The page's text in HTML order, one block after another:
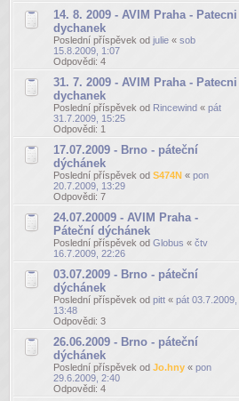
14. 8. 2009 - AVIM Praha - Patecni
dychanek
Poslední příspěvek od julie « sob
15.8.2009, 1:07
Odpovědi: 4
31. 7. 2009 - AVIM Praha - Patecni
dychanek
Poslední příspěvek od Rincewind « pát
31.7.2009, 15:25
Odpovědi: 1
17.07.2009 - Brno - páteční
dýchánek
Poslední příspěvek od S474N « pon
20.7.2009, 13:29
Odpovědi: 7
24.07.20009 - AVIM Praha -
Páteční dýchánek
Poslední příspěvek od Globus « čtv
16.7.2009, 22:26
03.07.2009 - Brno - páteční
dýchánek
Poslední příspěvek od pitt « pát 03.7.2009,
13:48
Odpovědi: 3
26.06.2009 - Brno - páteční
dýchánek
Poslední příspěvek od Jo.hny « pon
29.6.2009, 2:40
Odpovědi: 4